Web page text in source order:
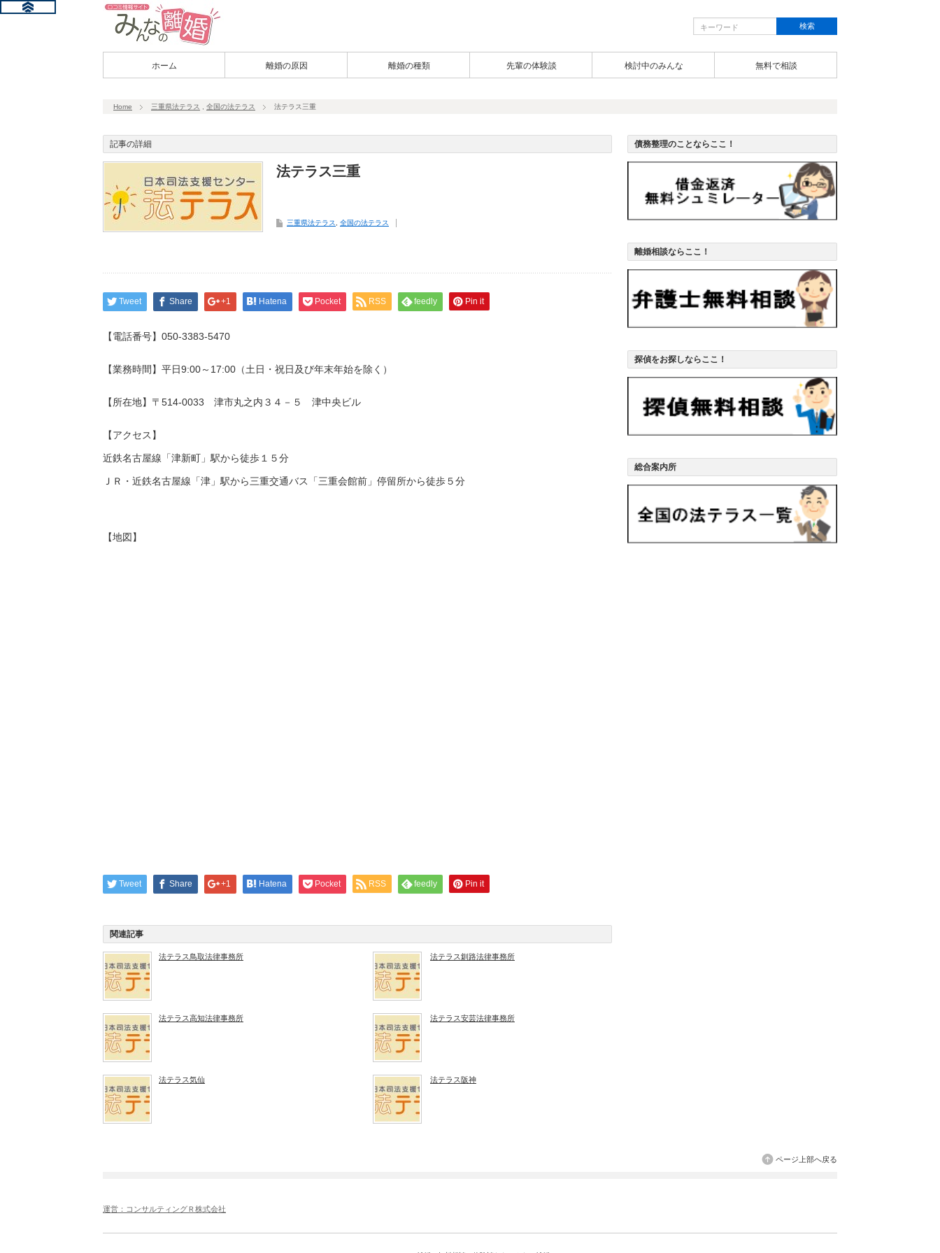
ホーム 離婚の原因 離婚の種類 先輩の体験談 検討中のみんな 無料で相談
Home 三重県法テラス 全国の法テラス 法テラス三重
記事の詳細
法テラス三重
三重県法テラス 全国の法テラス
Tweet Share +1 Hatena Pocket RSS feedly Pin it
【電話番号】050-3383-5470
【業務時間】平日9:00～17:00（土日・祝日及び年末年始を除く）
【所在地】〒514-0033 津市丸之内３４－５ 津中央ビル
【アクセス】
近鉄名古屋線「津新町」駅から徒歩１５分
ＪＲ・近鉄名古屋線「津」駅から三重交通バス「三重会館前」停留所から徒歩５分
【地図】
Tweet Share +1 Hatena Pocket RSS feedly Pin it
関連記事
法テラス鳥取法律事務所 法テラス釧路法律事務所
法テラス高知法律事務所 法テラス安芸法律事務所
法テラス気仙 法テラス阪神
債務整理のことならここ！
離婚相談ならここ！
探偵をお探しならここ！
総合案内所
ページ上部へ戻る
運営：コンサルティングＲ株式会社